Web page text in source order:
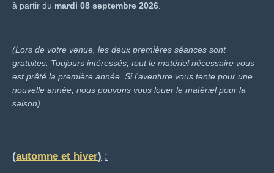
à partir du mardi 08 septembre 2026.
(Lors de votre venue, les deux premières séances sont
gratuites. Toujours intéressés, tout le matériel nécessaire vous
est prêté la première année. Si l'aventure vous tente pour une
nouvelle année, nous pouvons vous louer le matériel pour la
saison).
(automne et hiver) :